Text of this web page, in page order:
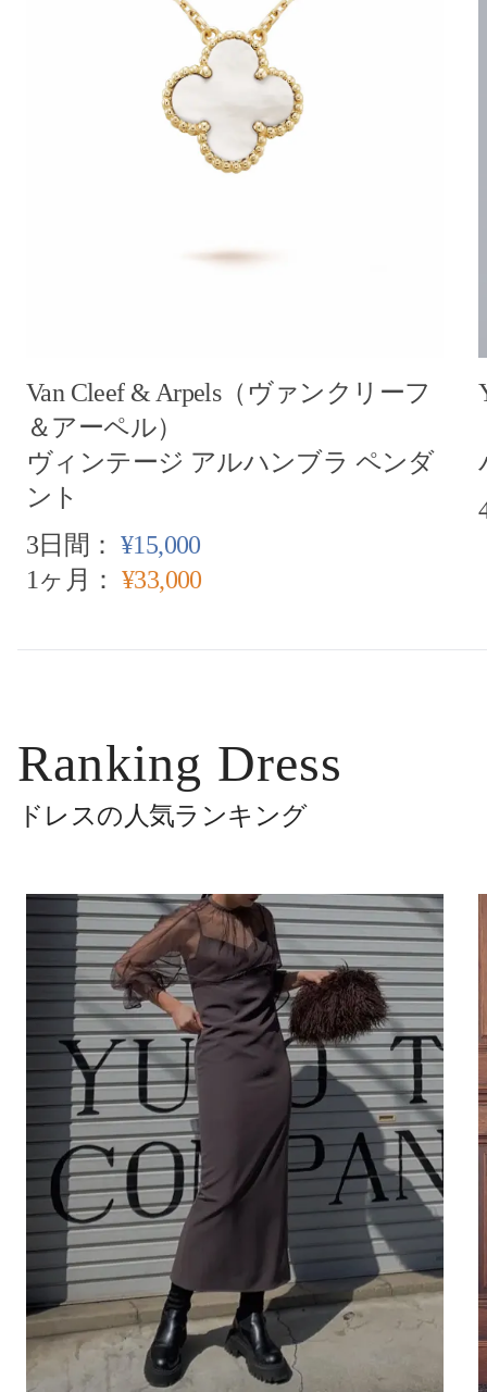
Van Cleef & Arpels（ヴァンクリーフ
＆アーペル）
ヴィンテージ アルハンブラ ペンダ
ント
3日間： ¥15,000
1ヶ月： ¥33,000
Ranking Dress
ドレスの人気ランキング